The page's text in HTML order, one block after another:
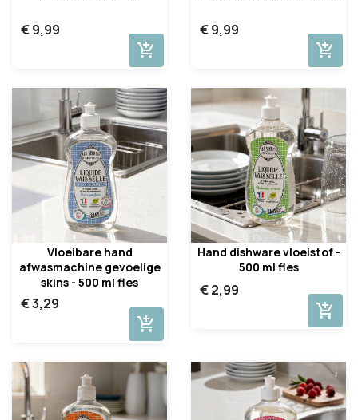
€ 9,99
add_shopping_cart
€ 9,99
add_shopping_cart
Vloeibare hand
afwasmachine gevoelige
skins - 500 ml fles
€ 3,29
add_shopping_cart
Hand dishware vloeistof -
500 ml fles
€ 2,99
add_shopping_cart